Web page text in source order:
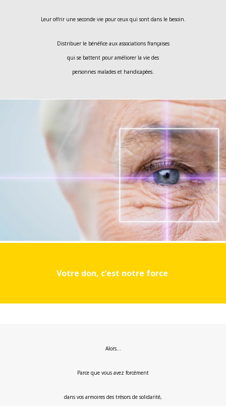
Leur offrir une seconde vie pour ceux qui sont dans le besoin.
Distribuer le bénéfice aux associations françaises
qui se battent pour améliorer la vie des
personnes malades et handicapées.
Votre don, c’est notre force
Alors…
Parce que vous avez forcément
dans vos armoires des trésors de solidarité,